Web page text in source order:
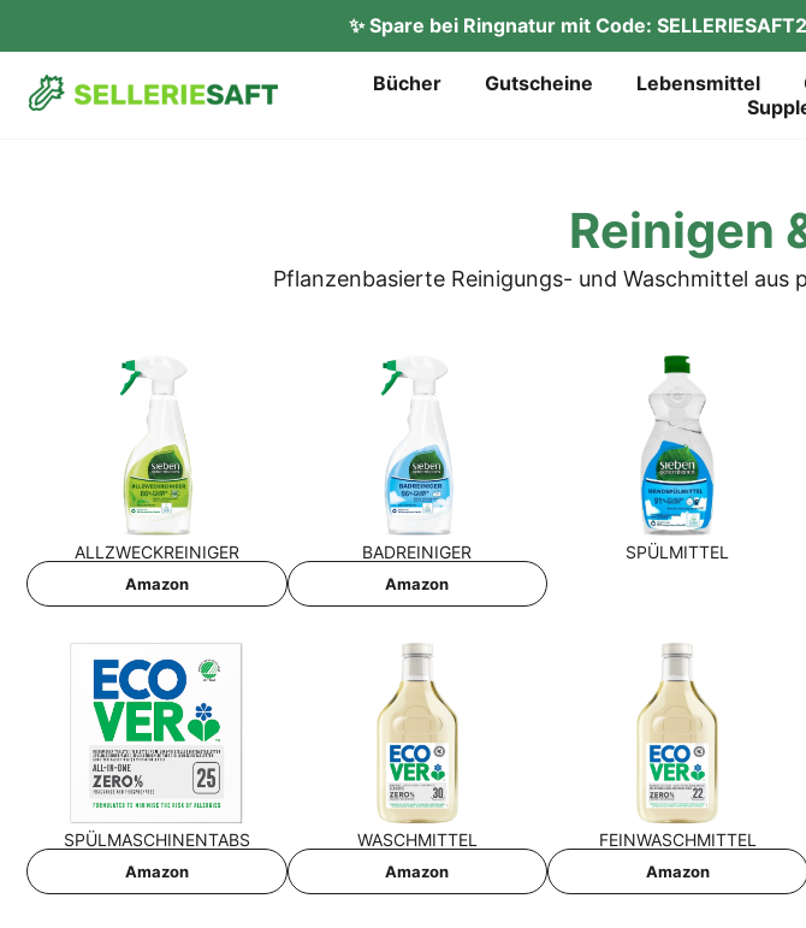
✨ Spare bei Ringnatur mit Code:
Bücher Gut­schei­ne Lebens­mit­tel
Rei­ni­gen
Pflan­zen­ba­sier­te Rei­ni­gungs- und Wasch­mit­tel
ALL­ZWECK­REI­NI­GER
Ama­zon
BAD­REI­NI­GER
Ama­zon
SPÜL­MIT­TEL
SPÜL­MA­SCHI­NEN­TABS
Ama­zon
WASCH­MIT­TEL
Ama­zon
FEIN­WASCH­MIT­TEL
Ama­zon